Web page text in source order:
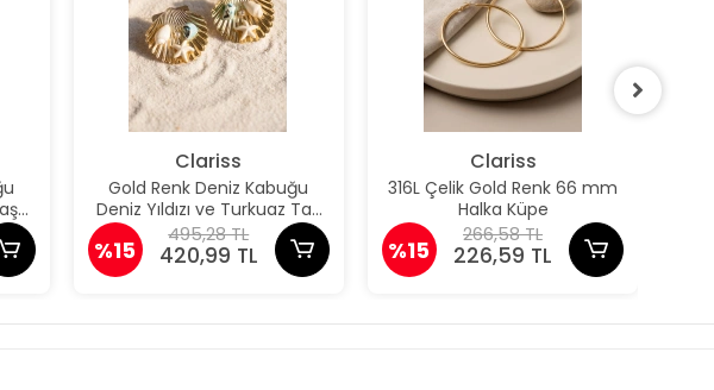
Clariss
Gold Renk Deniz Kabuğu
Deniz Yıldızı ve Turkuaz Taş
Detaylı Küpe
%15
495,28 TL
420,99 TL
Clariss
316L Çelik Gold Renk 66 mm
Halka Küpe
%15
266,58 TL
226,59 TL